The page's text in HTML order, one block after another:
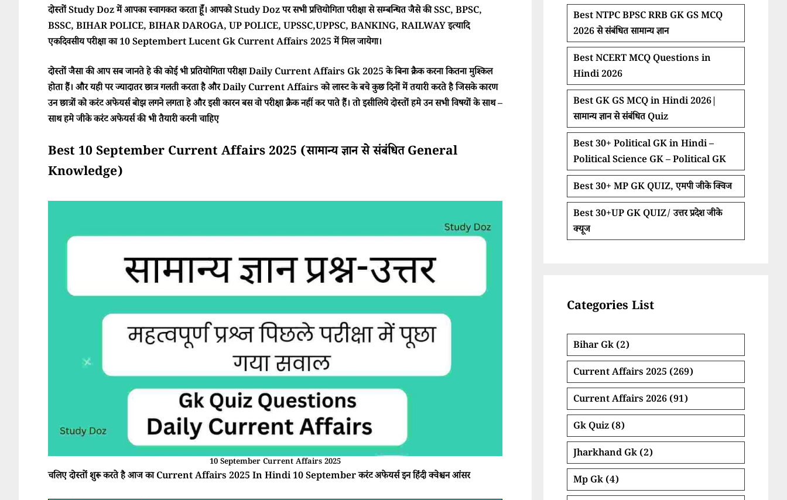
दोस्तों Study Doz में आपका स्वागकत करता हूँ। आपको Study Doz पर सभी प्रत्तियोगिता परीक्षा से सम्बन्धित जैसे की SSC, BPSC,
BSSC, BIHAR POLICE, BIHAR DAROGA, UP POLICE, UPSSC,UPPSC, BANKING, RAILWAY इत्यादि
एकदिवसीय परीक्षा का 10 Septembert Lucent Gk Current Affairs 2025 में मिल जायेगा।
दोस्तों जैसा की आप सब जानते हे की कोई भी प्रतियोगिता परीक्षा Daily Current Affairs Gk 2025 के बिना क्रैक करना कितना मुश्किल
होता हैं। और यही पर ज्यादातर छात्र गलती करता है और Daily Current Affairs को लास्ट के बचे कुछ दिनों में तयारी करते है जिसके कारण
उन छात्रों को करंट अफेयर्स बोझ लगने लगता हे और इसी कारन बस वो परीक्षा क्रैक नहीं कर पाते हैं। तो इसीलिये दोस्तों हमे उन सभी विषयों के साथ –
साथ हमे जीके करंट अफेयर्स की भी तैयारी करनी चाहिए
Best 10 September Current Affairs 2025 (सामान्य ज्ञान से संबंधित General
Knowledge)
10 September Current Affairs 2025
चलिए दोस्तों शुरू करते है आज का Current Affairs 2025 In Hindi 10 September करंट अफेयर्स इन हिंदी क्वेश्चन आंसर
Best NTPC BPSC RRB GK GS MCQ
2026 से संबंधित सामान्य ज्ञान
Best NCERT MCQ Questions in
Hindi 2026
Best GK GS MCQ in Hindi 2026|
सामान्य ज्ञान से संबंधित Quiz
Best 30+ Political GK in Hindi –
Political Science GK – Political GK
Best 30+ MP GK QUIZ, एमपी जीके क्विज
Best 30+UP GK QUIZ/ उत्तर प्रदेश जीके
क्यूज
Categories List
Bihar Gk (2)
Current Affairs 2025 (269)
Current Affairs 2026 (91)
Gk Quiz (8)
Jharkhand Gk (2)
Mp Gk (4)